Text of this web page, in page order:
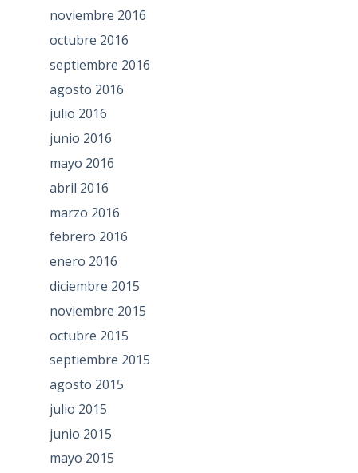
noviembre 2016
octubre 2016
septiembre 2016
agosto 2016
julio 2016
junio 2016
mayo 2016
abril 2016
marzo 2016
febrero 2016
enero 2016
diciembre 2015
noviembre 2015
octubre 2015
septiembre 2015
agosto 2015
julio 2015
junio 2015
mayo 2015